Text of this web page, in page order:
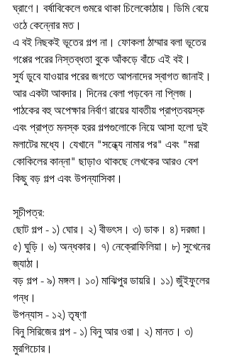
ঘ্রাণে। বর্ষাবিকেলে গুমরে থাকা চিলেকোঠায়। ডিমি বেয়ে
ওঠে কেন্নোর মত।
এ বই নিছকই ভূতের গল্প না। ফোকলা ঠাম্মার বলা ভূতের
গপ্পের পরের নিস্তব্ধতা বুকে আঁকড়ে বাঁচে এই বই।
সুর্য ডুবে যাওয়ার পরের জগতে আপনাদের স্বাগত জানাই।
আর একটা আবদার। দিনের বেলা পড়বেন না প্লিজ।
পাঠকের বহু অপেক্ষার নির্বাণ রায়ের যাবতীয় প্রাপ্তবয়স্ক
এবং প্রাপ্ত মনস্ক হরর গল্পগুলোকে নিয়ে আসা হলো দুই
মলাটের মধ্যে। যেখানে "সন্ধ্যে নামার পর" এবং "মরা
কোকিলের কান্না" ছাড়াও থাকছে লেখকের আরও বেশ
কিছু বড় গল্প এবং উপন্যাসিকা।
সূচীপত্র:
ছোট গল্প - ১) ঘোর। ২) বীভৎস। ৩) ডাক। ৪) দরজা।
৫) ঘুড়ি। ৬) অন্ধকার। ৭) নেক্রোফিলিয়া। ৮) সুখেনের
জ্যাঠা।
বড় গল্প - ৯) মঙ্গল। ১০) মাঝিপুর ডায়রি। ১১) জুঁইফুলের
গন্ধ।
উপন্যাস - ১২) তৃষ্ণা
বিনু সিরিজের গল্প - ১) বিনু আর ওরা। ২) মানত। ৩)
মুরগিচোর।